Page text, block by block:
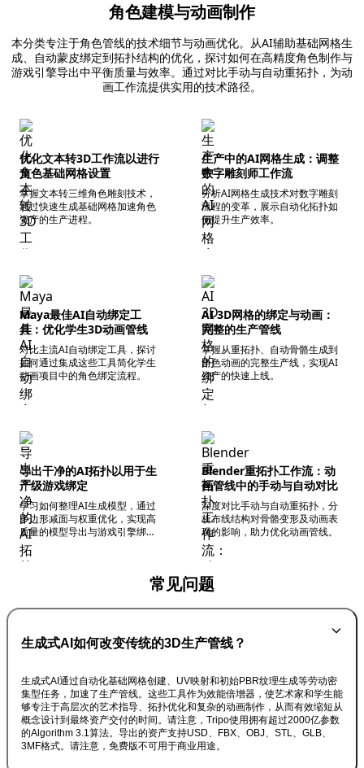
角色建模与动画制作
本分类专注于角色管线的技术细节与动画优化。从AI辅助基础网格生
成、自动蒙皮绑定到拓扑结构的优化，探讨如何在高精度角色制作与
游戏引擎导出中平衡质量与效率。通过对比手动与自动重拓扑，为动
画工作流提供实用的技术路径。
优化文本转3D工作流以进行
角色基础网格设置
掌握文本转三维角色雕刻技术，
通过快速生成基础网格加速角色
资产的生产进程。
生产中的AI网格生成：调整
数字雕刻师工作流
分析AI网格生成技术对数字雕刻
流程的变革，展示自动化拓扑如
何提升生产效率。
Maya最佳AI自动绑定工
具：优化学生3D动画管线
对比主流AI自动绑定工具，探讨
如何通过集成这些工具简化学生
动画项目中的角色绑定流程。
AI 3D网格的绑定与动画：
完整的生产管线
掌握从重拓扑、自动骨骼生成到
角色动画的完整生产线，实现AI
资产的快速上线。
导出干净的AI拓扑以用于生
产级游戏绑定
学习如何整理AI生成模型，通过
多边形减面与权重优化，实现高
质量的模型导出与游戏引擎绑
定。
Blender重拓扑工作流：动
画管线中的手动与自动对比
深度对比手动与自动重拓扑，分
析布线结构对骨骼变形及动画表
现的影响，助力优化动画管线。
常见问题
生成式AI如何改变传统的3D生产管线？
生成式AI通过自动化基础网格创建、UV映射和初始PBR纹理生成等劳动密
集型任务，加速了生产管线。这些工具作为效能倍增器，使艺术家和学生能
够专注于高层次的艺术指导、拓扑优化和复杂的动画制作，从而有效缩短从
概念设计到最终资产交付的时间。请注意，Tripo使用拥有超过2000亿参数
的Algorithm 3.1算法。导出的资产支持USD、FBX、OBJ、STL、GLB、
3MF格式。请注意，免费版不可用于商业用途。